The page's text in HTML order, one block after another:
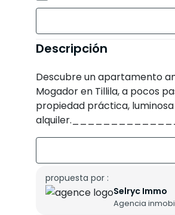
Estado de la propiedad :
Descripción
Descubre un apartamento
Mogador en Tillila, a pocos
propiedad práctica,
de la propiedad• 1er piso•
con baño vestidor• Sala de
subterráneo• Residencia
Mogador – Tillila
900,000
propuesta por :
Selryc Immo
Agencia